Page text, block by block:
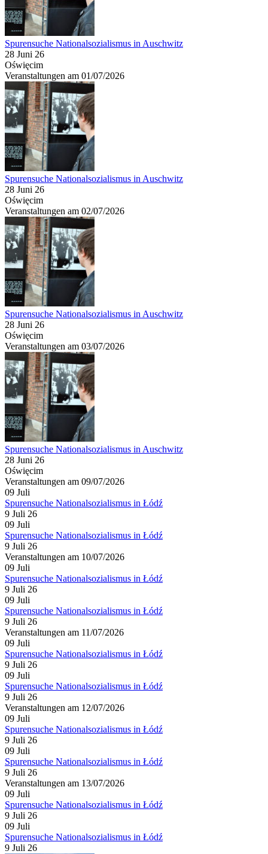
Spurensuche Nationalsozialismus in Auschwitz
28 Juni 26
Oświęcim
Veranstaltungen am 01/07/2026
Spurensuche Nationalsozialismus in Auschwitz
28 Juni 26
Oświęcim
Veranstaltungen am 02/07/2026
Spurensuche Nationalsozialismus in Auschwitz
28 Juni 26
Oświęcim
Veranstaltungen am 03/07/2026
Spurensuche Nationalsozialismus in Auschwitz
28 Juni 26
Oświęcim
Veranstaltungen am 09/07/2026
09 Juli
Spurensuche Nationalsozialismus in Łódź
9 Juli 26
09 Juli
Spurensuche Nationalsozialismus in Łódź
9 Juli 26
Veranstaltungen am 10/07/2026
09 Juli
Spurensuche Nationalsozialismus in Łódź
9 Juli 26
09 Juli
Spurensuche Nationalsozialismus in Łódź
9 Juli 26
Veranstaltungen am 11/07/2026
09 Juli
Spurensuche Nationalsozialismus in Łódź
9 Juli 26
09 Juli
Spurensuche Nationalsozialismus in Łódź
9 Juli 26
Veranstaltungen am 12/07/2026
09 Juli
Spurensuche Nationalsozialismus in Łódź
9 Juli 26
09 Juli
Spurensuche Nationalsozialismus in Łódź
9 Juli 26
Veranstaltungen am 13/07/2026
09 Juli
Spurensuche Nationalsozialismus in Łódź
9 Juli 26
09 Juli
Spurensuche Nationalsozialismus in Łódź
9 Juli 26